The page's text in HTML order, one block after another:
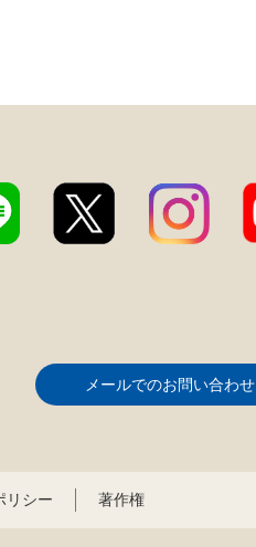
メールでのお問い合わせ
リシー 著作権